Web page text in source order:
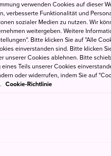
verwenden Cookies auf dieser
verbesserte Funktionalität und
sozialer Medien zu nutzen. Wir
weitergeben. Weitere
Bitte klicken Sie auf "Alle
einverstanden sind. Bitte klicken
unserer Cookies ablehnen. Bitte
Teils unserer Cookies
oder widerrufen, indem Sie auf
Cookie-Richtlinie